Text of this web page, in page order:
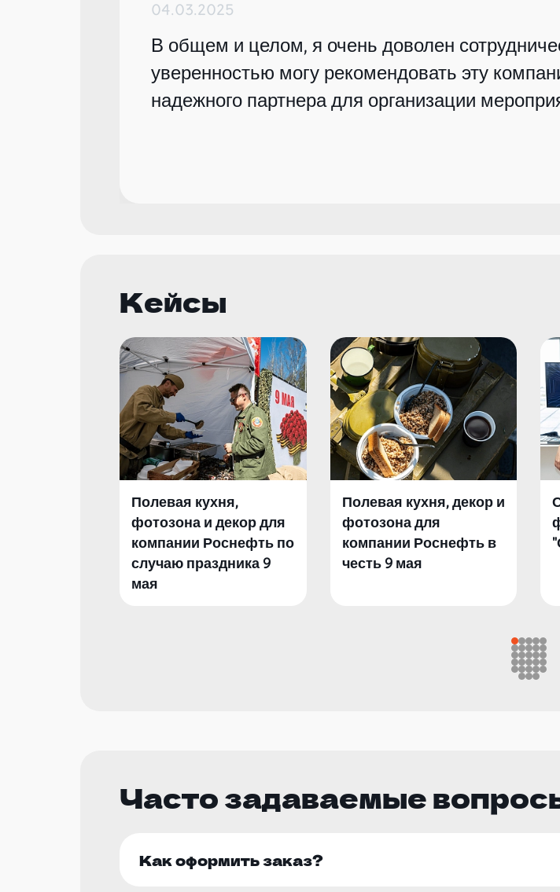
04.03.2025
В общем и целом, я очень доволен
уверенностью могу рекомендовать эту
надежного партнера для организации
Кейсы
Полевая кухня,
фотозона и декор для
компании Роснефть по
случаю праздника 9
мая
Полевая кухня, декор и
фотозона для
компании Роснефть в
честь 9 мая
Часто задаваемые
Как оформить заказ?